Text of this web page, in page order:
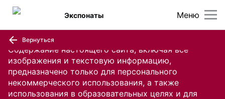
Содержание настоящего сайта, включая все
изображения и текстовую информацию,
предназначено только для персонального
некоммерческого использования, а также
использования в образовательных целях и для
Меню
Экспонаты
Вернуться